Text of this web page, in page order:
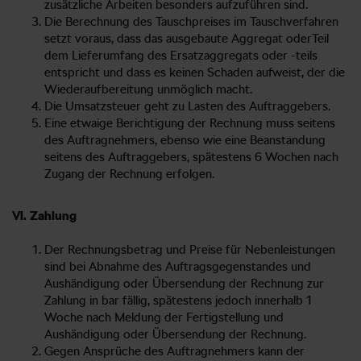
zusätzliche Arbeiten besonders aufzuführen sind.
Die Berechnung des Tauschpreises im Tauschverfahren
setzt voraus, dass das ausgebaute Aggregat oderTeil
dem Lieferumfang des Ersatzaggregats oder -teils
entspricht und dass es keinen Schaden aufweist, der die
Wiederaufbereitung unmöglich macht.
Die Umsatzsteuer geht zu Lasten des Auftraggebers.
Eine etwaige Berichtigung der Rechnung muss seitens
des Auftragnehmers, ebenso wie eine Beanstandung
seitens des Auftraggebers, spätestens 6 Wochen nach
Zugang der Rechnung erfolgen.
Vl. Zahlung
Der Rechnungsbetrag und Preise für Nebenleistungen
sind bei Abnahme des Auftragsgegenstandes und
Aushändigung oder Übersendung der Rechnung zur
Zahlung in bar fällig, spätestens jedoch innerhalb 1
Woche nach Meldung der Fertigstellung und
Aushändigung oder Übersendung der Rechnung.
Gegen Ansprüche des Auftragnehmers kann der